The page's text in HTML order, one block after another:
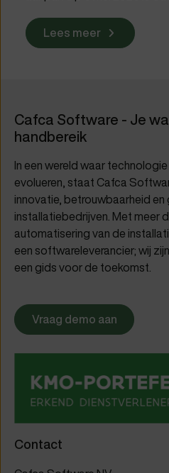
Lees meer
Cafca Software - Je
handbereik
In een wereld waar
evolueren, staat Cafca
innovatie, betrouwbaarheid en
installatiebedrijven. Met meer
automatisering van de
een softwareleverancier; wij
een gids voor de toekomst.
Vraag demo aan
Contact